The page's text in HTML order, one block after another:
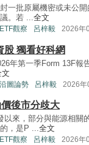
一批原屬機密或未公
。若 ... 全文
ETF觀察 呂梓毅 2026年
股 獨看好科網
年第一季Form 13F
文
沿圖論勢 呂梓毅 2026年
後市分歧大
以來，部分與能源相關
，是P ...全文
ETF觀察 呂梓毅 2026年